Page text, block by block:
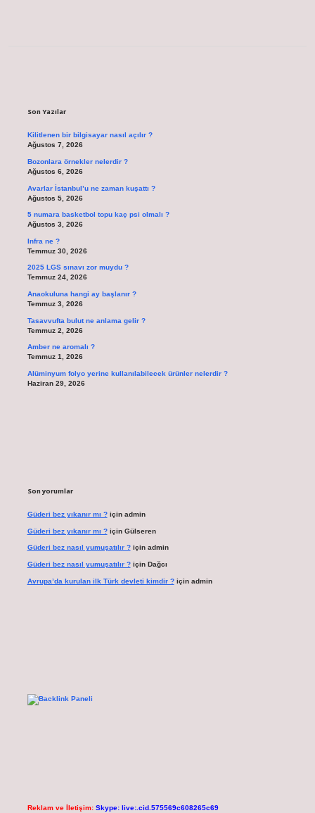
Son Yazılar
Kilitlenen bir bilgisayar nasıl açılır ?
Ağustos 7, 2026
Bozonlara örnekler nelerdir ?
Ağustos 6, 2026
Avarlar İstanbul’u ne zaman kuşattı ?
Ağustos 5, 2026
5 numara basketbol topu kaç psi olmalı ?
Ağustos 3, 2026
Infra ne ?
Temmuz 30, 2026
2025 LGS sınavı zor muydu ?
Temmuz 24, 2026
Anaokuluna hangi ay başlanır ?
Temmuz 3, 2026
Tasavvufta bulut ne anlama gelir ?
Temmuz 2, 2026
Amber ne aromalı ?
Temmuz 1, 2026
Alüminyum folyo yerine kullanılabilecek ürünler nelerdir ?
Haziran 29, 2026
Son yorumlar
Güderi bez yıkanır mı ?için admin
Güderi bez yıkanır mı ?için Gülseren
Güderi bez nasıl yumuşatılır ?için admin
Güderi bez nasıl yumuşatılır ?için Dağcı
Avrupa’da kurulan ilk Türk devleti kimdir ?için admin
Reklam ve İletişim: Skype: live:.cid.575569c608265c69